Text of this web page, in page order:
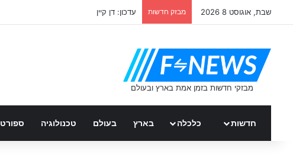
שבת, אוגוסט 8 2026 מבזק חדשות עדכון: דן קיין
חדשות כלכלה בארץ בעולם טכנולוגיה ספורט